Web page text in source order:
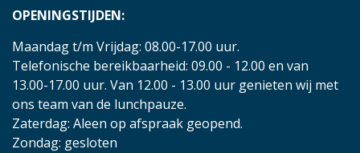
OPENINGSTIJDEN:
Maandag t/m Vrijdag: 08.00-17.00 uur.
Telefonische bereikbaarheid: 09.00 - 12.00 en van
13.00-17.00 uur. Van 12.00 - 13.00 uur genieten wij met
ons team van de lunchpauze.
Zaterdag: Aleen op afspraak geopend.
Zondag: gesloten